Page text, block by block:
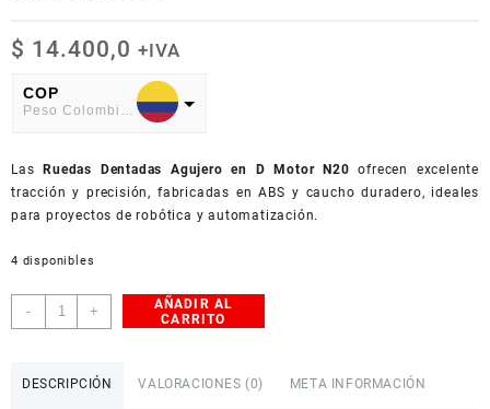
$ 14.400,0 +IVA
COP
Peso Colombiano
American Dollar
Las Ruedas Dentadas Agujero en D Motor N20 ofrecen excelente
tracción y precisión, fabricadas en ABS y caucho duradero, ideales
para proyectos de robótica y automatización.
4 disponibles
-
Ruedas
Dentadas
Agujero
+
AÑADIR AL
CARRITO
DESCRIPCIÓN VALORACIONES (0) META INFORMACIÓN